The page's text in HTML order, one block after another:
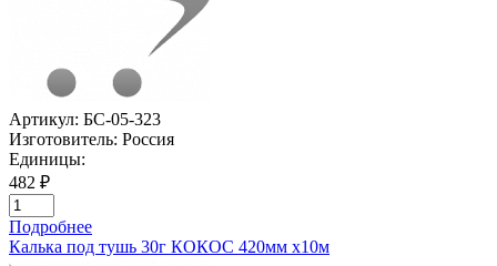
Артикул: БС-05-323
Изготовитель: Россия
Единицы:
482 ₽
Подробнее
Калька под тушь 30г КОКОС 420мм х10м